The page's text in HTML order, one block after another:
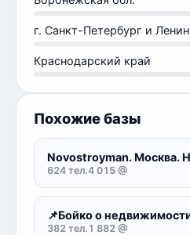
г. Санкт-Петербург и
Краснодарский край
Похожие базы
Novostroyman. Москва.
624 тел.4 015 @
📌Бойко о
382 тел. 1 882 @